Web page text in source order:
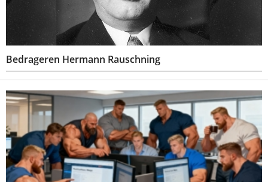
Bedrageren Hermann Rauschning